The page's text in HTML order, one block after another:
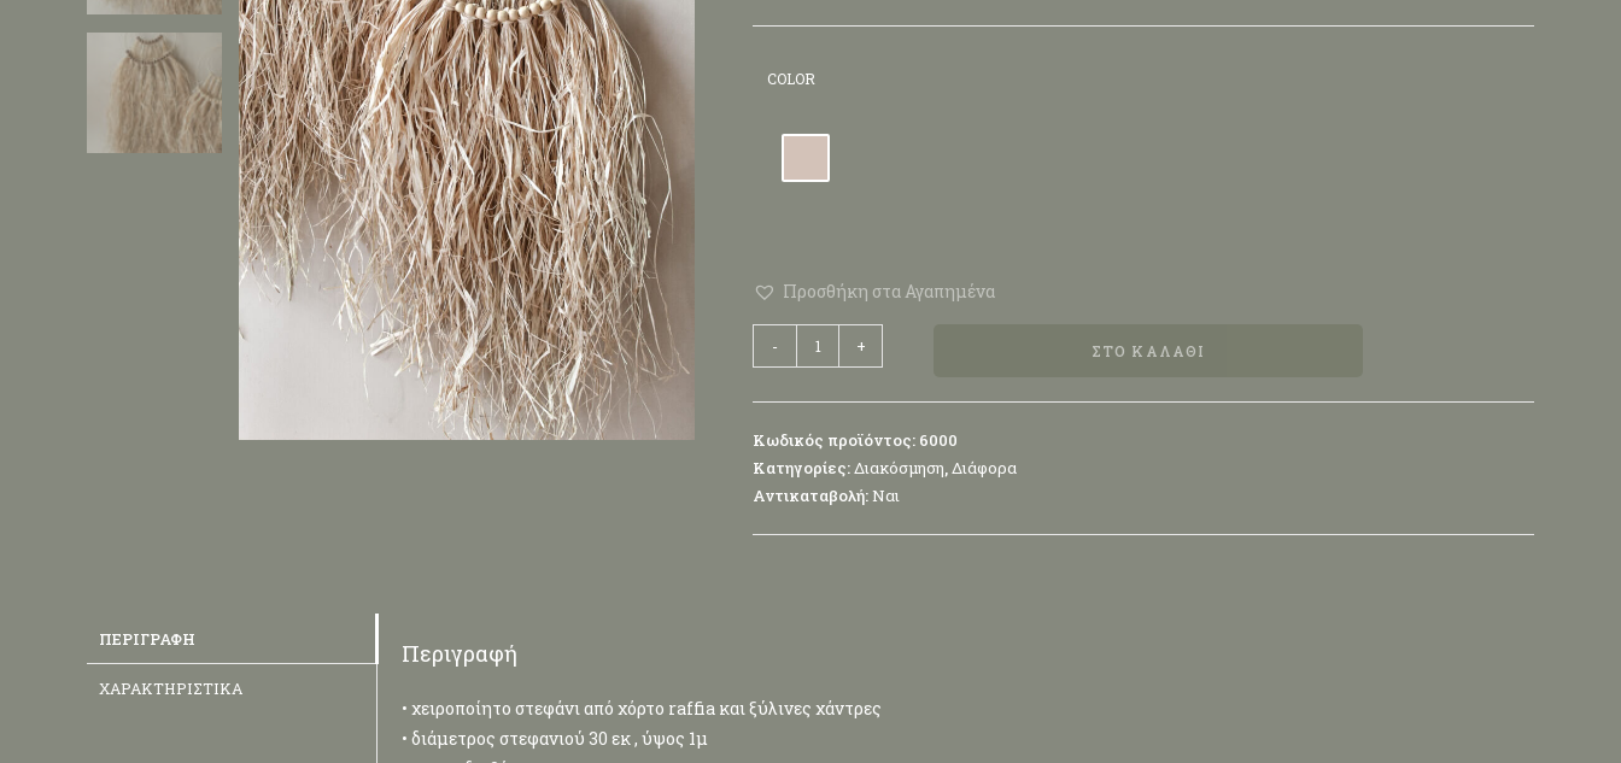
COLOR
Προσθήκη στα Αγαπημένα
- + ΣΤΟ ΚΑΛΆΘΙ
Κωδικός προϊόντος: 6000
Κατηγορίες:Διακόσμηση,Διάφορα
Αντικαταβολή:Ναι
ΠΕΡΙΓΡΑΦΉ
ΧΑΡΑΚΤΗΡΙΣΤΙΚΆ
Περιγραφή
• χειροποίητο στεφάνι από χόρτο raffia και ξύλινες χάντρες
• διάμετρος στεφανιού 30 εκ , ύψος 1μ